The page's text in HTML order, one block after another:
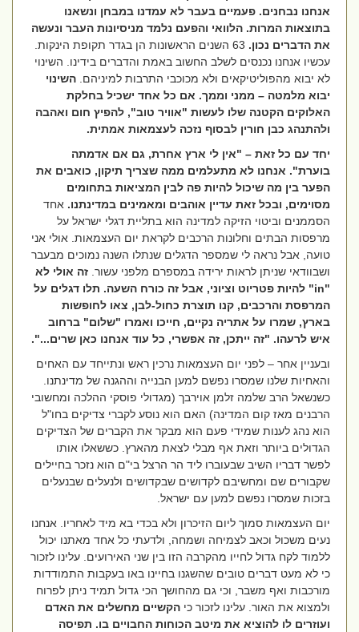
אנחנו נבחנים. פעמיים בעבר לא עמדנו במבחן ונשאנו
בתוצאות המרות. הלוואי והפעם נלמד מניסיונות העבר ונעשה
את הדברים נכון.
63 השנים הראשונות הן בגדר תקופת הינקות.
עכשיו אנחנו נכנסים לשלב החשוב באמת והדברים בידינו. השינוי
לא יבוא מהפוליטיקאים ולא מכוכבי התרבות למיניהם.השינוי
יבוא מלמטה – ממני וממך. אם כל אחד ישכיל בחלקת
האלוקים הקטנה שלו לעשות "אוויר טוב", להפיץ חום ואהבה
ולהתנהג כבן חורין לבסוף נזכה לעצמאות אמתית.
יחד עם כל זאת – "אין לי ארץ אחרת, גם אם אדמתה
בוערת". אנחנו לא מתעלמים ממה שצריך תיקון, כואבים את
הפער בין מה שיכול להיות פה לבין המציאות בתחומים
מסוימים, ובכל זאת עדיין אוהבים ומאמינים במדינתנו.אחד
הסממנים וביטוי הזיקה למדינה הוא בתליית דגלי ישראל על
מרפסות הבתים וחלונות הרכבים לקראת יום העצמאות. אולי אני
טועה, אבל נראה לי שמספר הדגלים שנתלו השנה נמוכים מבעבר
ושבוודאי שניתן לראות ירידה במספרם מלפני עשור.זה אולי לא
in" להיות פטריוט וציוני, אבל זה כורח השעה. תלו דגלים על
המרפסת והרכבים, קנו תוצרת כחול-לבן, צאו לחופשות
בארץ, שמרו על אתריה נקיים, חייכו ואמרו "שלום" ברחוב
איש לרעהו. "זה ייתכן, זה אפשרי, כל עוד אנחנו כאן שרים...".
ובעניין אחר – לפני יום העצמאות נרכין ראש ונתייחד עם האחים
והאחיות שלנו שמסרו נפשם למען הבנייה וההגנה של מדינתנו.
כשנשאל הרב שלמה זלמן אוירבך (מגדולי פוסקי ההלכה ומחשובי
הרבנים מאז קום המדינה) האם הוא נוסע לקברי צדיקים בחו"ל
הוא נהג לענות שמידי פעם הוא מבקר את הקברים של הצדיקים
הגדולים ביותר וזאת אף מבלי לצאת מהארץ. כששאלו אותו
לפשר דבריו השיב שבעוברו ליד הר הרצל בי"ם הוא נזכר בחיילים
שקבורים שם ומחשיבם לקדושים שבקדושים ולנעלים שבנעלים
בזכות שמסרו נפשם למען עם ישראל.
יום העצמאות סמוך ליום הזיכרון ולא בכדי בא מיד לאחריו. אנחנו
נעים משכול וכאב לצמיחה ושמחה, ולדעתי כל אחד מאתנו יכול
ללמוד לקח גדול לחייו מהקרבה הזו בין שני האירועים.עלינו לזכור
כי לא מעט דברים טובים שהשגנו בחיינו באו בעקבות התמודדות
מורכבות ואף משבר, וכי גם מהחושך הכי גדול תמיד ניתן לפרוח
ולמצוא את האור. עלינו לזכור כי הקשיים מחשלים את האדם
ועוזרים לו להוציא את מיטב הכוחות החבויים בו. תפיסה